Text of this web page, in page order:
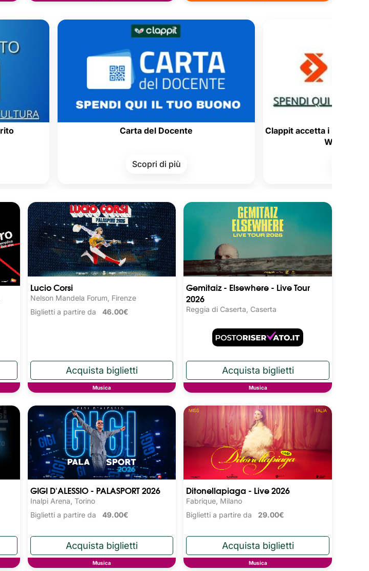
Lucio Corsi
Nelson Mandela Forum, Firenze
Biglietti a partire da 46.00€
Musica
Gemitaiz - Elsewhere - Live Tour
2026
Reggia di Caserta, Caserta
Musica
GIGI D'ALESSIO - PALASPORT 2026
Inalpi Arena, Torino
Biglietti a partire da 49.00€
Musica
Ditonellapiaga - Live 2026
Fabrique, Milano
Biglietti a partire da 29.00€
Musica
Carta del Docente
Scopri di più
Clappit accetta i Buoni Acquisto
Welfare aziendale!